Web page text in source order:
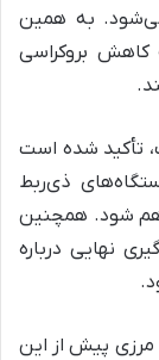
می‌شود. به همین
کاهش بروکراسی
تأکید شده است
ذی‌ربط
شود. همچنین
نهایی درباره
مرزی پیش از این